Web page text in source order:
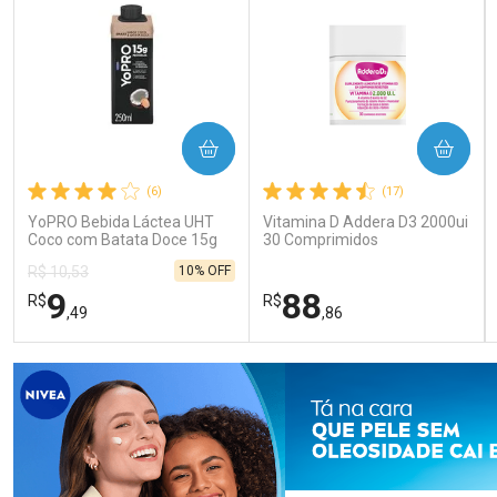
(6)
YoPRO Bebida Láctea UHT
Coco com Batata Doce 15g
R$ 10,53
R$9,49
10% OFF
COMPRAR
FECHAR
Laboratório
FECHAR
Por Menos
(17)
Vitamina D Addera D3 2000ui
30 Comprimidos
R$88,86
COMPRAR
Laboratório
Por Menos